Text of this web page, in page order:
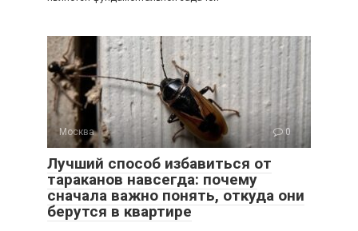
Москва 0
Лучший способ избавиться от
тараканов навсегда: почему
сначала важно понять, откуда они
берутся в квартире